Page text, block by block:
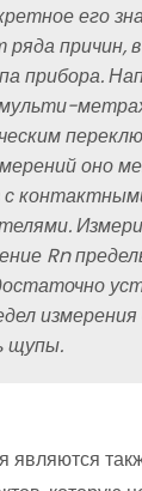
его
ряда причин,
прибора.
оно
с
Rn
щупы.
являются